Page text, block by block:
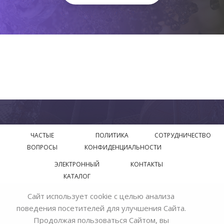
ЧАСТЫЕ
ВОПРОСЫ
ПОЛИТИКА
КОНФИДЕНЦИАЛЬНОСТИ
СОТРУДНИЧЕСТВО
ЭЛЕКТРОННЫЙ
КАТАЛОГ
КОНТАКТЫ
© 2018—2026 Официальный сайт завода производителя
Bohemia Ivele Crystal
Сайт использует cookie с целью анализа
поведения посетителей для улучшения Сайта.
Продолжая пользоваться Сайтом, вы